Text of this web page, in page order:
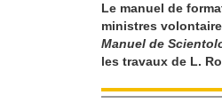
Le manuel de
ministres
Manuel de
les travaux de L.